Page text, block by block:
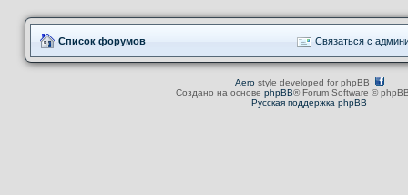
Список форумов Связаться с
Aerostyle developed for phpBB
Создано на основе phpBB® Forum Software ©
Русская поддержка phpBB